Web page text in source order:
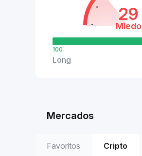
29
Miedo
100
Long
Mercados
Favoritos Cripto